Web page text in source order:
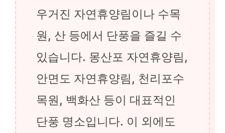
우거진 자연휴양림이나 수목
원, 산 등에서 단풍을 즐길 수
있습니다. 몽산포 자연휴양림,
안면도 자연휴양림, 천리포수
목원, 백화산 등이 대표적인
단풍 명소입니다. 이 외에도